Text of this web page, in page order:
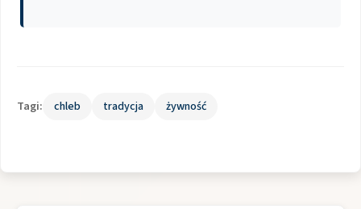
Tagi: chleb tradycja żywność